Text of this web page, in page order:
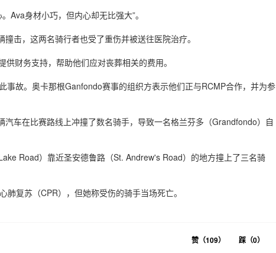
Ava身材小巧，但内心却无比强大”。
击，这两名骑行者也受了重伤并被送往医院治疗。
财务支持，帮助他们应对丧葬相关的费用。
事故。奥卡那根Ganfondo赛事的组织方表示他们正与RCMP合作，并为参
车在比赛路线上冲撞了数名骑手，导致一名格兰芬多（Grandfondo）自
Road）靠近圣安德鲁路（St. Andrew's Road）的地方撞上了三名骑
肺复苏（CPR），但她称受伤的骑手当场死亡。
赞（109） 踩（0）